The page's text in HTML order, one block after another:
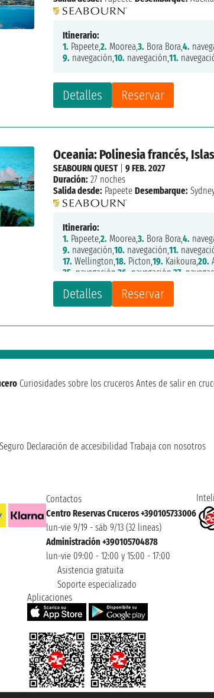
Detalles Reservar
Itinerario:
1. Papeete,2. Moorea,3. Bora Bora,4.
9. navegación,10. navegación,11.
Oceania: Polinesia francés,
Detalles Reservar
SEABOURN QUEST|9 FEB. 2027
Duración: 27 noches
Salida desde: Papeete Desembarque:
Itinerario:
1. Papeete,2. Moorea,3. Bora Bora,4.
9. navegación,10. navegación,11.
17. Wellington,18. Picton,19. Kaikoura,20.
25. navegación,26. navegación,27.
Curiosidades sobre los cruceros Antes de salir en
Seguro Declaración de accesibilidad Trabaja con nosotros
Contactos
Centro Reservas Cruceros +390105733006
lun-vie 9/19 - sáb 9/13 (32 lineas)
Administración +390105704878
lun-vie 09:00 - 12:00 y 15:00 - 17:00
Asistencia gratuita
Soporte especializado
Aplicaciones